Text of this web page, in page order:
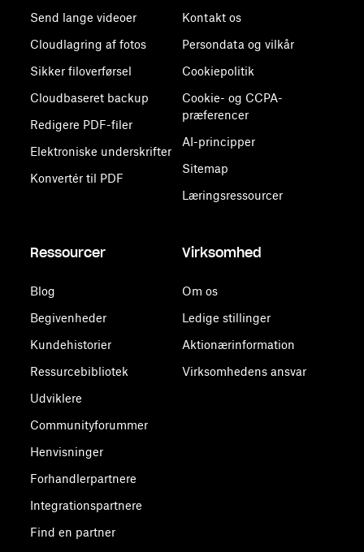
Send lange videoer
Cloudlagring af fotos
Sikker filoverførsel
Cloudbaseret backup
Redigere PDF-filer
Elektroniske underskrifter
Konvertér til PDF
Kontakt os
Persondata og vilkår
Cookiepolitik
Cookie- og CCPA-
præferencer
AI-principper
Sitemap
Læringsressourcer
Ressourcer
Blog
Begivenheder
Kundehistorier
Ressurcebibliotek
Udviklere
Communityforummer
Henvisninger
Forhandlerpartnere
Integrationspartnere
Find en partner
Virksomhed
Om os
Ledige stillinger
Aktionærinformation
Virksomhedens ansvar